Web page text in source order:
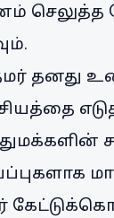
செலுத்த
தனது